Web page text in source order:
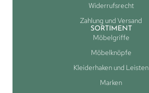
Widerrufsrecht
Zahlung und Versand
SORTIMENT
Möbelgriffe
Möbelknöpfe
Kleiderhaken und Leisten
Marken